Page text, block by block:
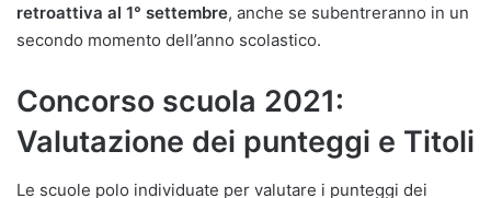
retroattiva al 1° settembre, anche se subentreranno in un
secondo momento dell’anno scolastico.
Concorso scuola 2021:
Valutazione dei punteggi e Titoli
Le scuole polo individuate per valutare i punteggi dei